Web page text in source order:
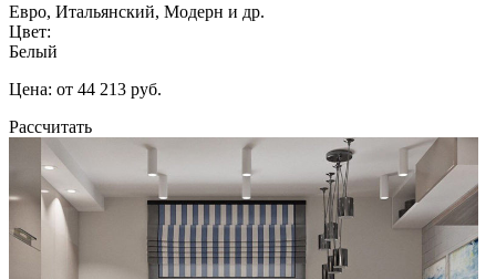
Евро, Итальянский, Модерн и др.
Цвет:
Белый
Цена: от 44 213 руб.
Рассчитать